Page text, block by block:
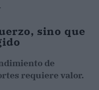
sino que
de
requiere valor.